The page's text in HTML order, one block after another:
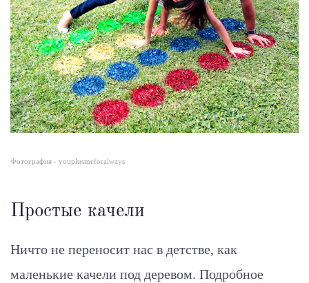
Фотография - youplusmeforalways
Простые качели
Ничто не переносит нас в детстве, как
маленькие качели под деревом. Подробное